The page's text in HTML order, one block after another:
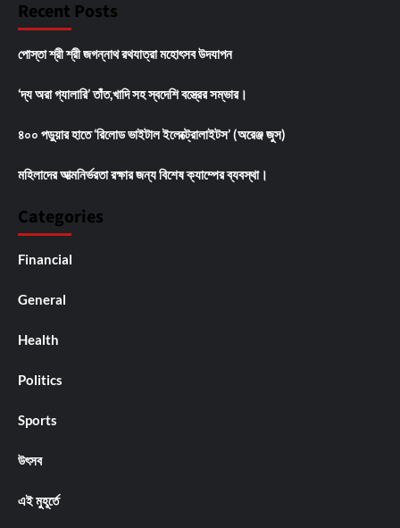
Recent Posts
পোস্তা শ্রী শ্রী জগন্নাথ রথযাত্রা মহোৎসব উদযাপন
‘দ্য অরা গ্যালারি’ তাঁত,খাদি সহ স্বদেশি বস্ত্রের সম্ভার।
৪০০ পড়ুয়ার হাতে ‘রিলোড ভাইটাল ইলেক্ট্রোলাইটস’ (অরেঞ্জ জুস)
মহিলাদের আত্মনির্ভরতা রক্ষার জন্য বিশেষ ক্যাম্পের ব্যবস্থা।
Categories
Financial
General
Health
Politics
Sports
উৎসব
এই মুহূর্তে